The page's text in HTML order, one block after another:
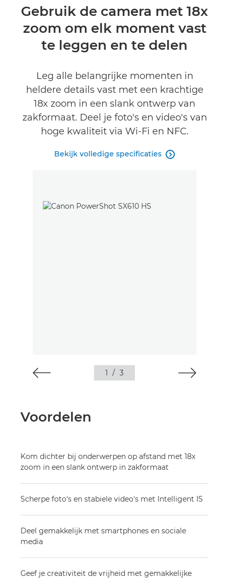
Overzicht
Specificaties
Gebruik de camera met 18x
zoom om elk moment vast
te leggen en te delen
Leg alle belangrijke momenten in
heldere details vast met een krachtige
18x zoom in een slank ontwerp van
zakformaat. Deel je foto's en video's van
hoge kwaliteit via Wi-Fi en NFC.
Bekijk volledige specificaties 
1 / 3
Voordelen
Kom dichter bij onderwerpen op afstand met 18x
zoom in een slank ontwerp in zakformaat
Scherpe foto's en stabiele video's met Intelligent IS
Deel gemakkelijk met smartphones en sociale
media
Geef je creativiteit de vrijheid met gemakkelijke